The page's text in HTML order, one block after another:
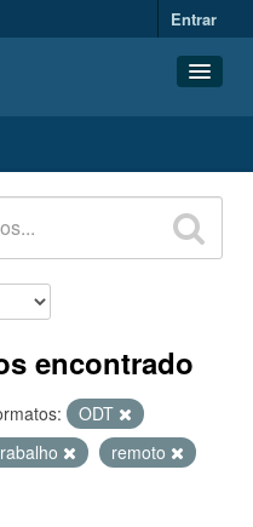
Entrar
encontrado
ODT
remoto